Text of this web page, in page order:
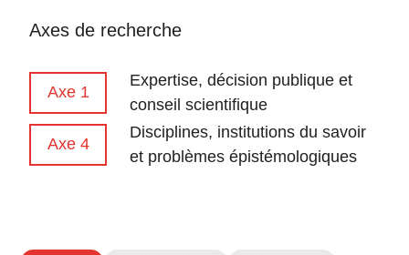
Axes de recherche
Axe 1
Expertise, décision publique et
conseil scientifique
Axe 4
Disciplines, institutions du savoir
et problèmes épistémologiques